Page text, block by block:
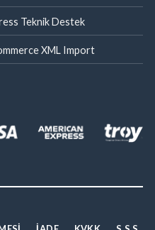
Teknik Destek
XML Import